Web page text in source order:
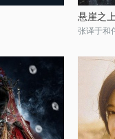
悬崖之上
张译于和